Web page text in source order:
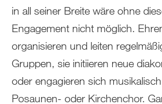
in all seiner Breite wäre ohne
Engagement nicht möglich.
organisieren und leiten
Gruppen, sie initiieren neue
oder engagieren sich
Posaunen- oder Kirchenchor.